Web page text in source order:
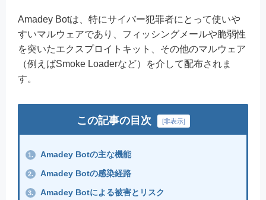
Amadey Botは、特にサイバー犯罪者にとって使いや
すいマルウェアであり、フィッシングメールや脆弱性
を突いたエクスプロイトキット、その他のマルウェア
（例えばSmoke Loaderなど）を介して配布されま
す。
この記事の目次 [非表示]
1. Amadey Botの主な機能
2. Amadey Botの感染経路
3. Amadey Botによる被害とリスク